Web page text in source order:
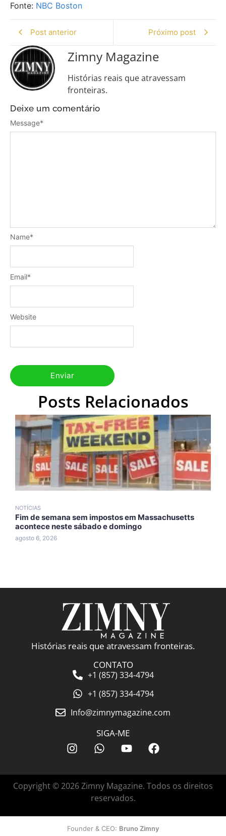
Fonte: NBC Boston
Post anterior Próximo post
Zimny Magazine
Histórias reais que atravessam
fronteiras.
Deixe um comentário
Message*
Name*
Email*
Website
Posts Relacionados
NOTÍCIAS
Fim de semana sem impostos em Massachusetts
acontece neste sábado e domingo
agosto 6, 2026
Histórias reais que atravessam fronteiras.
CONTATO
+1 (857) 334-4794
+1 (857) 334-4794
Info@zimnymagazine.com
SIGA-ME
Copyright © 2026 Zimny Magazine. Todos os direitos
reservados.
Founder & CEO: Bruno Zimny